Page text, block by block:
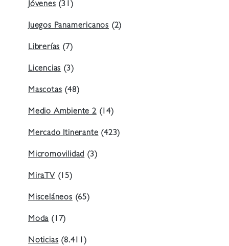
Jóvenes (31)
Juegos Panamericanos (2)
Librerías (7)
Licencias (3)
Mascotas (48)
Medio Ambiente 2(14)
Mercado Itinerante (423)
Micromovilidad (3)
MiraTV (15)
Misceláneos (65)
Moda (17)
Noticias (8.411)